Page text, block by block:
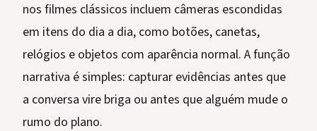
nos filmes clássicos incluem câmeras escondidas
em itens do dia a dia, como botões, canetas,
relógios e objetos com aparência normal. A função
narrativa é simples: capturar evidências antes que
a conversa vire briga ou antes que alguém mude o
rumo do plano.